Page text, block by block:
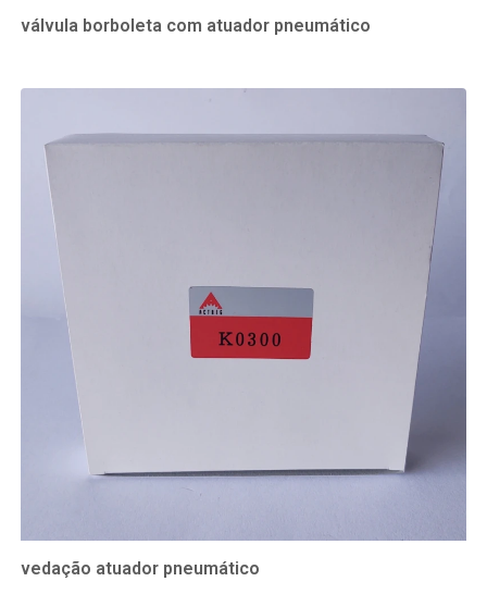
válvula borboleta com atuador pneumático
vedação atuador pneumático